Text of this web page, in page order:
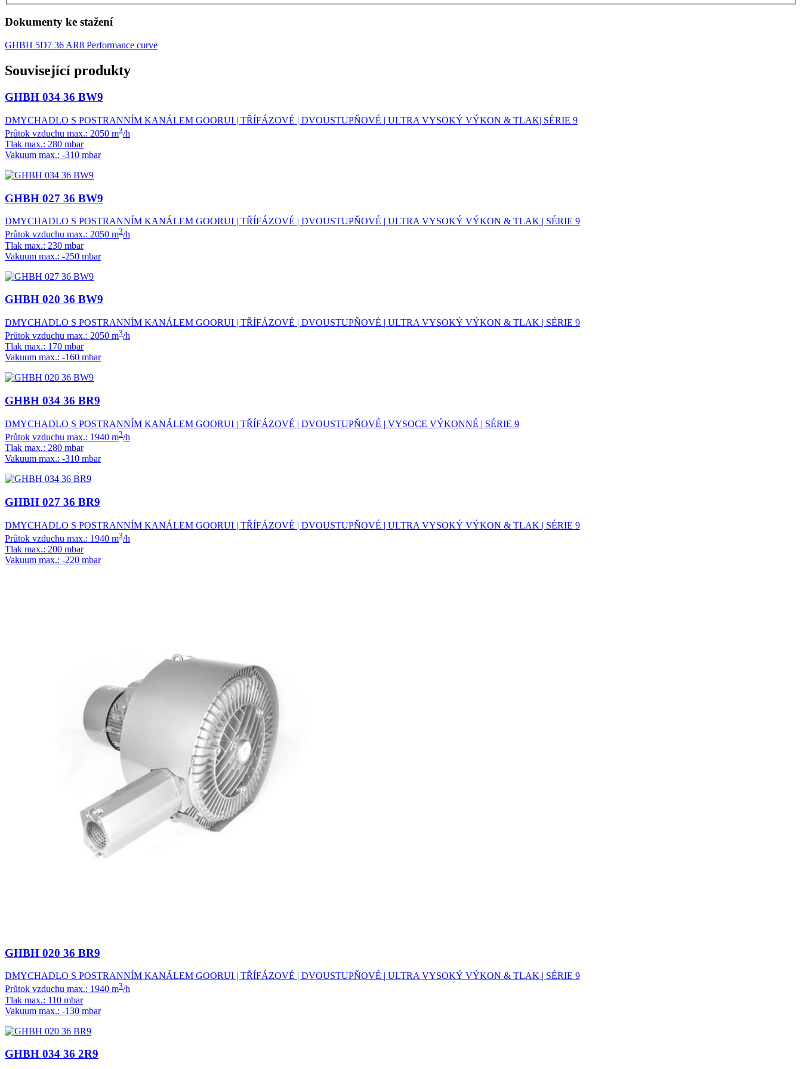
Dokumenty ke stažení
GHBH 5D7 36 AR8 Performance curve
Související produkty
GHBH 034 36 BW9
DMYCHADLO S POSTRANNÍM KANÁLEM GOORUI | TŘÍFÁZOVÉ | DVOUSTUPŇOVÉ | ULTRA VYSOKÝ VÝKON & TLAK| SÉRIE 9
Průtok vzduchu max.: 2050 m3/h
Tlak max.: 280 mbar
Vakuum max.: -310 mbar
GHBH 027 36 BW9
DMYCHADLO S POSTRANNÍM KANÁLEM GOORUI | TŘÍFÁZOVÉ | DVOUSTUPŇOVÉ | ULTRA VYSOKÝ VÝKON & TLAK | SÉRIE 9
Průtok vzduchu max.: 2050 m3/h
Tlak max.: 230 mbar
Vakuum max.: -250 mbar
GHBH 020 36 BW9
DMYCHADLO S POSTRANNÍM KANÁLEM GOORUI | TŘÍFÁZOVÉ | DVOUSTUPŇOVÉ | ULTRA VYSOKÝ VÝKON & TLAK | SÉRIE 9
Průtok vzduchu max.: 2050 m3/h
Tlak max.: 170 mbar
Vakuum max.: -160 mbar
GHBH 034 36 BR9
DMYCHADLO S POSTRANNÍM KANÁLEM GOORUI | TŘÍFÁZOVÉ | DVOUSTUPŇOVÉ | VYSOCE VÝKONNÉ | SÉRIE 9
Průtok vzduchu max.: 1940 m3/h
Tlak max.: 280 mbar
Vakuum max.: -310 mbar
GHBH 027 36 BR9
DMYCHADLO S POSTRANNÍM KANÁLEM GOORUI | TŘÍFÁZOVÉ | DVOUSTUPŇOVÉ | ULTRA VYSOKÝ VÝKON & TLAK | SÉRIE 9
Průtok vzduchu max.: 1940 m3/h
Tlak max.: 200 mbar
Vakuum max.: -220 mbar
GHBH 020 36 BR9
DMYCHADLO S POSTRANNÍM KANÁLEM GOORUI | TŘÍFÁZOVÉ | DVOUSTUPŇOVÉ | ULTRA VYSOKÝ VÝKON & TLAK | SÉRIE 9
Průtok vzduchu max.: 1940 m3/h
Tlak max.: 110 mbar
Vakuum max.: -130 mbar
GHBH 034 36 2R9